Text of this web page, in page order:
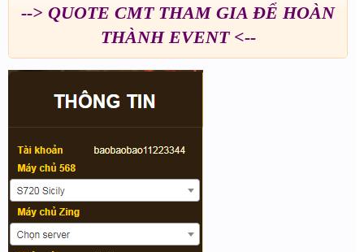
--> QUOTE CMT THAM GIA ĐỂ HOÀN
THÀNH EVENT <--